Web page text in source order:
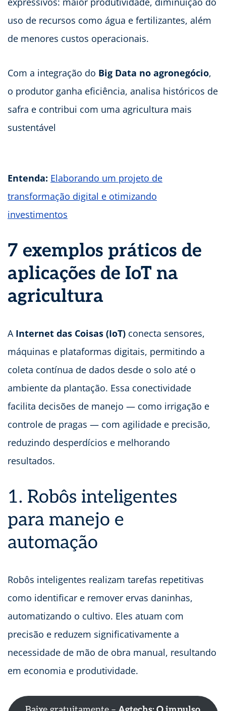
uso de recursos como água e fertilizantes, além
de menores custos operacionais.
Com a integração do Big Data no agronegócio,
o produtor ganha eficiência, analisa históricos de
safra e contribui com uma agricultura mais
sustentável
Entenda: Elaborando um projeto de
transformação digital e otimizando
investimentos
7 exemplos práticos de
aplicações de IoT na
agricultura
A Internet das Coisas (IoT) conecta sensores,
máquinas e plataformas digitais, permitindo a
coleta contínua de dados desde o solo até o
ambiente da plantação. Essa conectividade
facilita decisões de manejo — como irrigação e
controle de pragas — com agilidade e precisão,
reduzindo desperdícios e melhorando
resultados.
1. Robôs inteligentes
para manejo e
automação
Robôs inteligentes realizam tarefas repetitivas
como identificar e remover ervas daninhas,
automatizando o cultivo. Eles atuam com
precisão e reduzem significativamente a
necessidade de mão de obra manual, resultando
em economia e produtividade.